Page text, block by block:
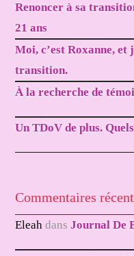
Renoncer à sa
21 ans
Moi, c’est Roxanne, et
transition.
À la recherche de
Un TDoV de plus.
Commentaires
Eleah dansJournal De